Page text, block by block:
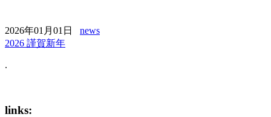
2026年01月01日 news
2026 謹賀新年
.
links: